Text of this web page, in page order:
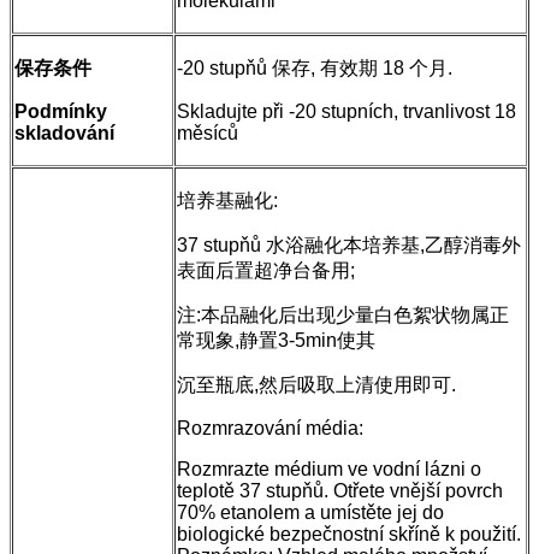
保存条件
Podmínky
skladování
-20 stupňů 保存, 有效期 18 个月.
Skladujte při -20 stupních, trvanlivost 18
měsíců
培养基融化:
37 stupňů 水浴融化本培养基,乙醇消毒外
表面后置超净台备用;
注:本品融化后出现少量白色絮状物属正
常现象,静置3-5min使其
沉至瓶底,然后吸取上清使用即可.
Rozmrazování média:
Rozmrazte médium ve vodní lázni o
teplotě 37 stupňů. Otřete vnější povrch
70% etanolem a umístěte jej do
biologické bezpečnostní skříně k použití.